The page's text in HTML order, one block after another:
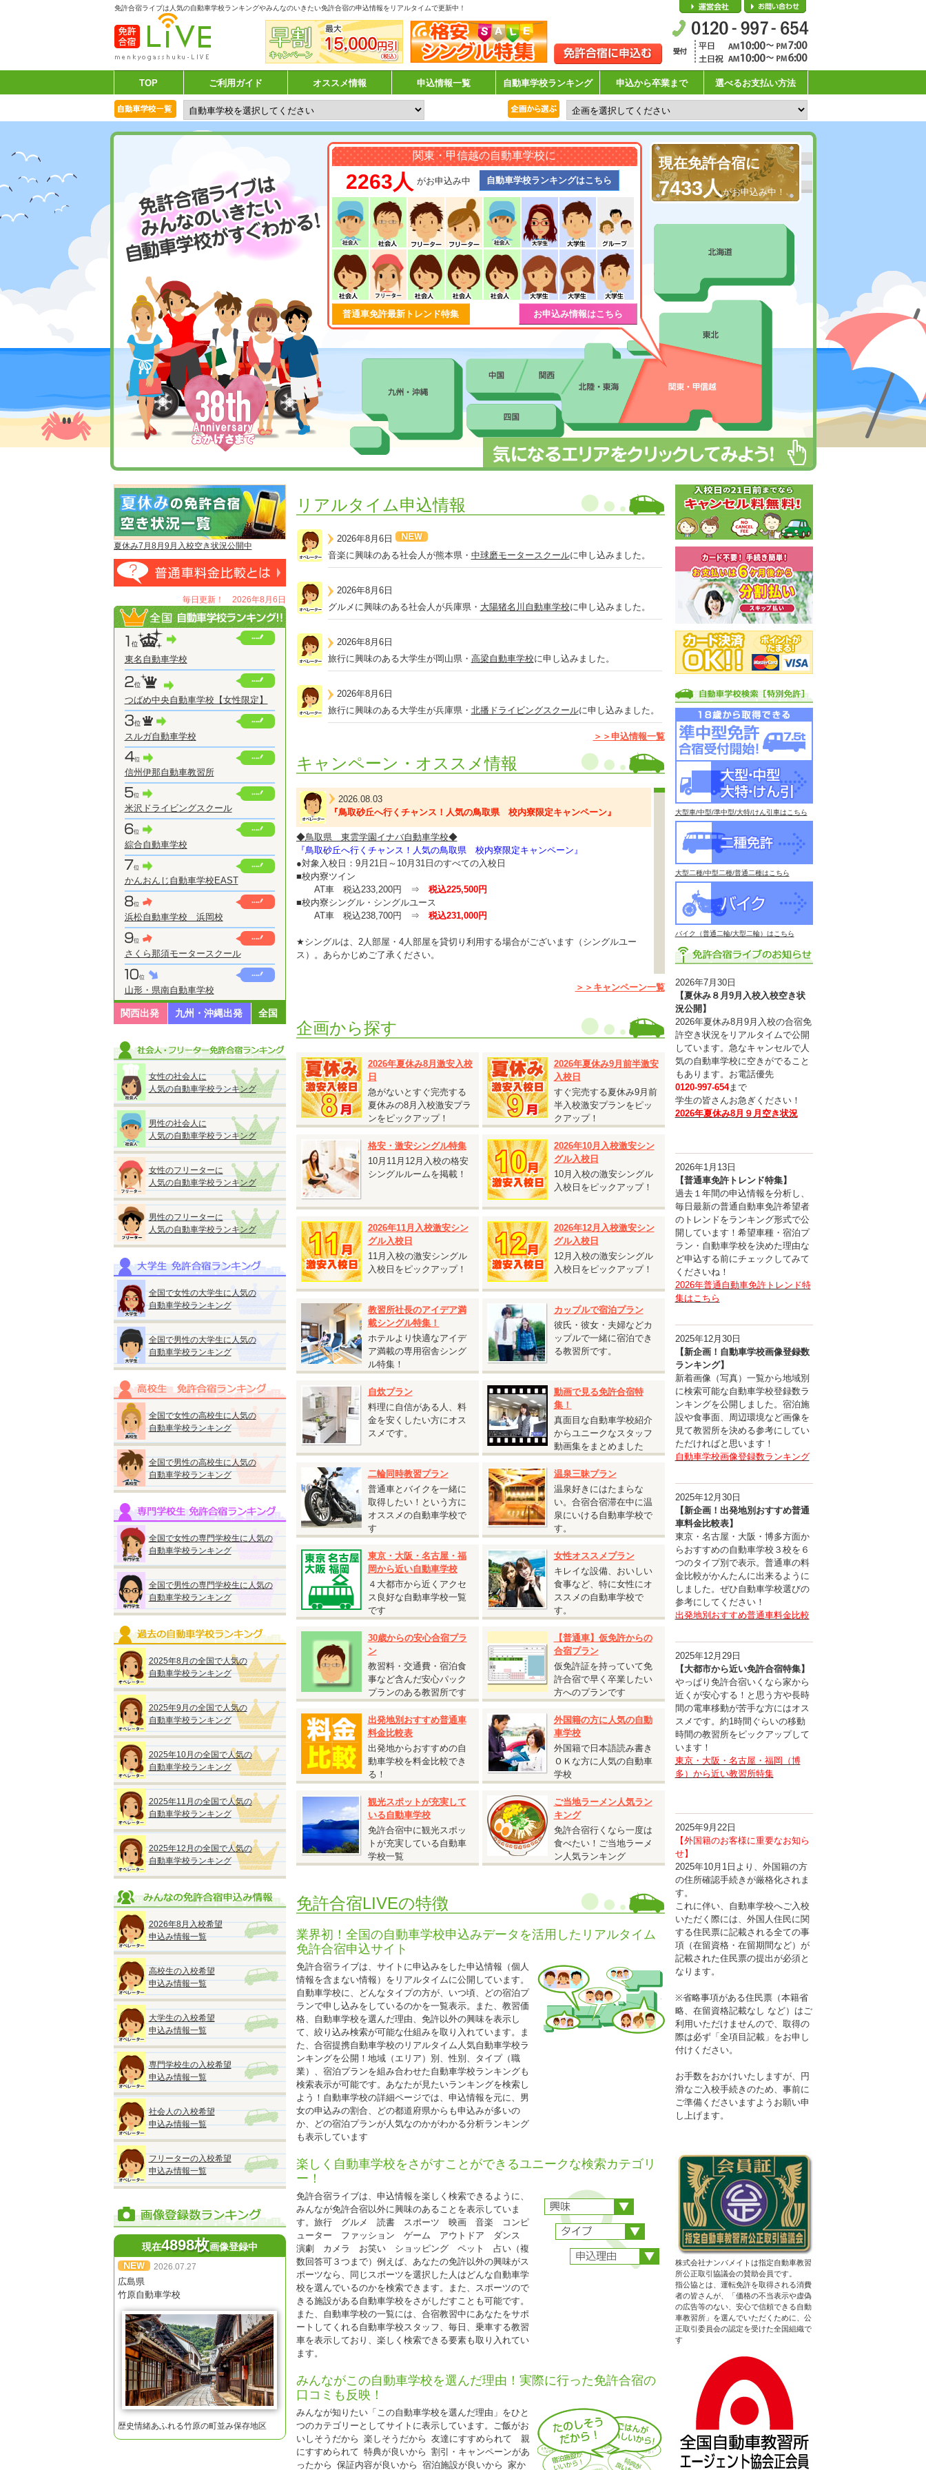
免許合宿ライブは人気の自動車学校ランキングやみんなのいきたい免許合宿の申込情報をリアルタイムで更新中！ 会社概要
TOP ご利用ガイド オススメ情報 申込情報一覧 自動車学校ランキング 申込から卒業まで 選べるお支払い方法
関東・甲信越の自動車学校に
2263人 がお申込み中 自動車学校ランキングはこちら
普通車免許最新トレンド特集 お申込み情報はこちら
現在免許合宿に
7433人がお申込み中！
夏休み7月8月9月入校空き状況公開中
毎日更新！ 2026年8月6日
東名自動車学校
つばめ中央自動車学校【女性限定】
スルガ自動車学校
信州伊那自動車教習所
米沢ドライビングスクール
綜合自動車学校
かんおんじ自動車学校EAST
浜松自動車学校 浜岡校
さくら那須モータースクール
山形・県南自動車学校
関西出発 九州・沖縄出発 全国
女性の社会人に
人気の自動車学校ランキング
男性の社会人に
人気の自動車学校ランキング
女性のフリーターに
人気の自動車学校ランキング
男性のフリーターに
人気の自動車学校ランキング
全国で女性の大学生に人気の
自動車学校ランキング
全国で男性の大学生に人気の
自動車学校ランキング
全国で女性の高校生に人気の
自動車学校ランキング
全国で男性の高校生に人気の
自動車学校ランキング
全国で女性の専門学校生に人気の
自動車学校ランキング
全国で男性の専門学校生に人気の
自動車学校ランキング
2025年8月の全国で人気の
自動車学校ランキング
2025年9月の全国で人気の
自動車学校ランキング
2025年10月の全国で人気の
自動車学校ランキング
2025年11月の全国で人気の
自動車学校ランキング
2025年12月の全国で人気の
自動車学校ランキング
2026年8月入校希望
申込み情報一覧
高校生の入校希望
申込み情報一覧
大学生の入校希望
申込み情報一覧
専門学校生の入校希望
申込み情報一覧
社会人の入校希望
申込み情報一覧
フリーターの入校希望
申込み情報一覧
現在4898枚画像登録中
2026.07.27
広島県
竹原自動車学校
歴史情緒あふれる竹原の町並み保存地区
リアルタイム申込情報
2026年8月6日
音楽に興味のある社会人が熊本県・ 中球磨モータースクールに申し込みました。
2026年8月6日
グルメに興味のある社会人が兵庫県・ 大陽猪名川自動車学校に申し込みました。
2026年8月6日
旅行に興味のある大学生が岡山県・ 高梁自動車学校に申し込みました。
2026年8月6日
旅行に興味のある大学生が兵庫県・ 北播ドライビングスクールに申し込みました。
＞＞申込情報一覧
キャンペーン・オススメ情報
2026.08.03
『鳥取砂丘へ行くチャンス！人気の鳥取県 校内寮限定キャンペーン』
◆鳥取県 東雲学園イナバ自動車学校◆
『鳥取砂丘へ行くチャンス！人気の鳥取県 校内寮限定キャンペーン』
●対象入校日：9月21日～10月31日のすべての入校日
■校内寮ツイン
AT車 税込233,200円 ⇒ 税込225,500円
■校内寮シングル・シングルユース
AT車 税込238,700円 ⇒ 税込231,000円
★シングルは、2人部屋・4人部屋を貸切り利用する場合がございます（シングルユー
ス）。あらかじめご了承ください。
※保証内容・往復交通費支給額は通常プランと同様です。
※2人部屋または4人部屋の貸切利用となる場合がございます。あらかじめご了承くださ
2026.07.27
『期間限定割引 普通AT車 5,000円割引キャンペーン』
◆広島県 竹原自動車学校◆
『期間限定割引 普通AT車 5,000円割引キャンペーン』
●受付開始日：2026年7月27日から
入校日：9月13日～10月31日の期間の入校日は
税込5,000円割引！
【女性の方必見！女性割と併用で最大割引あり】
●入校日：9月13日～9月19日の期間の入校は
最大税込10,000円割引！
●入校日：9月20日～10月31日の期間の入校は
最大税込15,000円割引！
2026.06.22
『自炊シングルおすすめ入校日』
◆静岡県 静岡菊川自動車学校◆
『自炊シングルおすすめ入校日』
●入校日：9月22日～12月14日の期間内の入校日
■自炊シングル
AT車250,000円（税込275,000円）
MT車290,000円（税込319,000円）
※自動二輪免許所持も同料金となります。
◆仮免許申請交付料金は別途必要です。
2026.05.08
『25歳以下限定 校内宿舎入校日限定キャンペーン！』
◆香川県 かがわ自動車学校◆
『25歳以下限定 校内宿舎入校日限定キャンペーン！』
●入校日
AT車：6月10日・17日、7月8日、10月7日・14日、11月11日・18日
MT車：6月8日・15日、7月6日、10月5日・12日、11月9日・16日
AT車220,000円（税込242,000円）
MT車247,000円（税込271,700円）
■シングル（バス・トイレ付）
AT車220,000円（税込242,000円）
MT車247,000円（税込271,700円）
※保証内容は通常プランと同じです。
※グループ割引との併用はできません。
※25歳以下の方限定となります。
※普通二輪免許を所持されている方は税込22,000円引
2026.04.21
『人気のドライビングスクール那珂 入校日限定特割』
◆茨城県 ドライビングスクール那珂◆
『人気のドライビングスクール那珂 入校日限定特割』
25歳以下限定キャンペーン
●入校日：2026年4月10日～7月15日、9月20日～12月31日の期間中の入校日
■自炊シングル・自炊ツイン・自炊トリプル（女性は校内宿舎ソレイユ利用、男性はエリ
オント利用）
AT車⇒235,000円（税込258,500円）
MT車⇒285,000円（税込313,500円）
★25歳以下の学生の方は、上記料金から更に税込11,000円引き!(学生証の持参要)
※普通二輪免許所持の場合も同様の料金です。
※技能教習・技能検定・宿泊食事の保証内容は通常プランと同様です。
2026.04.01
『入校日限定特別セール！ 』
◆福島県 タイヘイドライバーズスクール◆
『入校日限定特別セール！ 』
●入校日：6月1日～7月11日・10月1日～11月20日の期間中の水・金曜日入校日
■シングル
AT車227,000円（税込249,700円）
■ツイン
AT車220,000円（税込242,000円）
■トリプル
AT車 215,000円（税込236,500円）
■ホテルシングルA
AT車 242,000円（税込266,200円）
■ホテルツインA
AT車 237,000円（税込260,700円）
※普通ＭＴ車取得は、上記料金に税込33,000円ＵＰ
※グル割との併用可
※普通二輪所持の場合、上記料金から税込11,000円引となります。
※保証内容は通常プランと同様です。
★仮免許申請交付料金は別途必要です。
2026.03.25
『6月以降オフシーズン格安ビッグキャンペーン』
◆福島県 白河自動車学校◆
『6月以降オフシーズン格安ビッグキャンペーン』
●入校日：6月1日～7月17日・9月18日～11月30日の期間中の火～金曜日
■ツイン・トリプル（朝・夕食なし）
■シングル（朝・夕食なし）
税込230,000円
■ホテルツイン（朝・夕食なし）
税込255,000円
■ホテルシングル（朝・夕食なし）
税込260,000円
ＭＴ取得は税込55,000円ＵＰとなります。
＞＞キャンペーン一覧
企画から探す
2026年夏休み8月激安入校
日
急がないとすぐ完売する
夏休みの8月入校激安プラ
ンをピックアップ！
2026年夏休み9月前半激安
入校日
すぐ完売する夏休み9月前
半入校激安プランをピッ
クアップ！
格安・激安シングル特集
10月11月12月入校の格安
シングルルームを掲載！
2026年10月入校激安シン
グル入校日
10月入校の激安シングル
入校日をピックアップ！
2026年11月入校激安シン
グル入校日
11月入校の激安シングル
入校日をピックアップ！
2026年12月入校激安シン
グル入校日
12月入校の激安シングル
入校日をピックアップ！
教習所社長のアイデア満
載シングル特集！
ホテルより快適なアイデ
ア満載の専用宿舎シング
ル特集！
カップルで宿泊プラン
彼氏・彼女・夫婦などカ
ップルで一緒に宿泊でき
る教習所です。
自炊プラン
料理に自信がある人、料
金を安くしたい方にオス
スメです。
動画で見る免許合宿特
集！
真面目な自動車学校紹介
からユニークなスタッフ
動画集をまとめました
二輪同時教習プラン
普通車とバイクを一緒に
取得したい！という方に
オススメの自動車学校で
す
温泉三昧プラン
温泉好きにはたまらな
い。合宿合宿滞在中に温
泉にいける自動車学校で
す。
東京・大阪・名古屋・福
岡から近い自動車学校
４大都市から近くアクセ
ス良好な自動車学校一覧
です
女性オススメプラン
キレイな設備、おいしい
食事など、特に女性にオ
ススメの自動車学校で
す。
30歳からの安心合宿プラ
ン
教習料・交通費・宿泊食
事など含んだ安心パック
プランのある教習所です
【普通車】仮免許からの
合宿プラン
仮免許証を持っていて免
許合宿で早く卒業したい
方へのプランです
出発地別おすすめ普通車
料金比較表
出発地からおすすめの自
動車学校を料金比較でき
る！
外国籍の方に人気の自動
車学校
外国籍で日本語読み書き
ＯＫな方に人気の自動車
学校
観光スポットが充実して
いる自動車学校
免許合宿中に観光スポッ
トが充実している自動車
学校一覧
ご当地ラーメン人気ラン
キング
免許合宿行くなら一度は
食べたい！ご当地ラーメ
ン人気ランキング
免許合宿LIVEの特徴
業界初！全国の自動車学校申込みデータを活用したリアルタイム
免許合宿申込サイト
免許合宿ライブは、サイトに申込みをした申込情報（個人
情報を含まない情報）をリアルタイムに公開しています。
自動車学校に、どんなタイプの方が、いつ頃、どの宿泊プ
ランで申し込みをしているのかを一覧表示。また、教習価
格、自動車学校を選んだ理由、免許以外の興味を表示し
て、絞り込み検索が可能な仕組みを取り入れています。ま
た、合宿提携自動車学校のリアルタイム人気自動車学校ラ
ンキングを公開！地域（エリア）別、性別、タイプ（職
業）、宿泊プランを組み合わせた自動車学校ランキングも
検索表示が可能です。あなたが見たいランキングを検索し
よう！自動車学校の詳細ページでは、申込情報を元に、男
女の申込みの割合、どの都道府県からも申込みが多いの
か、どの宿泊プランが人気なのかがわかる分析ランキング
も表示しています
楽しく自動車学校をさがすことができるユニークな検索カテゴリ
ー！
免許合宿ライブは、申込情報を楽しく検索できるように、
みんなが免許合宿以外に興味のあることを表示していま
す。旅行 グルメ 読書 スポーツ 映画 音楽 コンピ
ューター ファッション ゲーム アウトドア ダンス
演劇 カメラ お笑い ショッピング ペット 占い（複
数回答可３つまで）例えば、あなたの免許以外の興味がス
ポーツなら、同じスポーツを選択した人はどんな自動車学
校を選んでいるのかを検索できます。また、スポーツので
きる施設がある自動車学校をさがしだすことも可能です。
また、自動車学校の一覧には、合宿教習中にあなたをサポ
ートしてくれる自動車学校スタッフ、毎日、乗車する教習
車を表示しており、楽しく検索できる要素も取り入れてい
ます。
みんながこの自動車学校を選んだ理由！実際に行った免許合宿の
口コミも反映！
みんなが知りたい「この自動車学校を選んだ理由」をひと
つのカテゴリーとしてサイトに表示しています。ご飯がお
いしそうだから 楽しそうだから 友達にすすめられて 親
にすすめられて 特典が良いから 割引・キャンペーンがあ
ったから 保証内容が良いから 宿泊施設が良いから 家か
大型車/中型/準中型/大特/けん引車はこちら
大型二種/中型二種/普通二種はこちら
バイク（普通二輪/大型二輪）はこちら
2026年7月30日
【夏休み８月9月入校入校空き状
況公開】
2026年夏休み8月9月入校の合宿免
許空き状況をリアルタイムで公開
しています。急なキャンセルで人
気の自動車学校に空きがでること
もあります。お電話優先
0120-997-654まで
学生の皆さんお急ぎください！
2026年夏休み8月９月空き状況
2026年1月13日
【普通車免許トレンド特集】
過去１年間の申込情報を分析し、
毎日最新の普通自動車免許希望者
のトレンドをランキング形式で公
開しています！希望車種・宿泊プ
ラン・自動車学校を決めた理由な
ど申込する前にチェックしてみて
くださいね！
2026年普通自動車免許トレンド特
集はこちら
2025年12月30日
【新企画！自動車学校画像登録数
ランキング】
新着画像（写真）一覧から地域別
に検索可能な自動車学校登録数ラ
ンキングを公開しました。宿泊施
設や食事面、周辺環境など画像を
見て教習所を決める参考にしてい
ただければと思います！
自動車学校画像登録数ランキング
2025年12月30日
【新企画！出発地別おすすめ普通
車料金比較表】
東京・名古屋・大阪・博多方面か
らおすすめの自動車学校３校を６
つのタイプ別で表示。普通車の料
金比較がかんたんに出来るように
しました。ぜひ自動車学校選びの
参考にしてください！
出発地別おすすめ普通車料金比較
2025年12月29日
【大都市から近い免許合宿特集】
やっぱり免許合宿いくなら家から
近くが安心する！と思う方や長時
間の電車移動が苦手な方にはオス
スメです。約1時間ぐらいの移動
時間の教習所をピックアップして
います！
東京・大阪・名古屋・福岡（博
多）から近い教習所特集
2025年9月22日
【外国籍のお客様に重要なお知ら
せ】
2025年10月1日より、外国籍の方
の住所確認手続きが厳格化されま
す。
これに伴い、自動車学校へご入校
いただく際には、外国人住民に関
する住民票に記載される全ての事
項（在留資格・在留期間など）が
記載された住民票の提出が必須と
なります。
※省略事項がある住民票（本籍省
略、在留資格記載なし など）はご
利用いただけませんので、取得の
際は必ず「全項目記載」をお申し
付けください。
お手数をおかけいたしますが、円
滑なご入校手続きのため、事前に
ご準備くださいますようお願い申
し上げます。
株式会社ナンバメイトは指定自動車教習
所公正取引協議会の賛助会員です。
指公協とは、運転免許を取得される消費
者の皆さんが、「価格の不当表示や虚偽
の広告等のない、安心で信頼できる自動
車教習所」を選んでいただくために、公
正取引委員会の認定を受けた全国組織で
す